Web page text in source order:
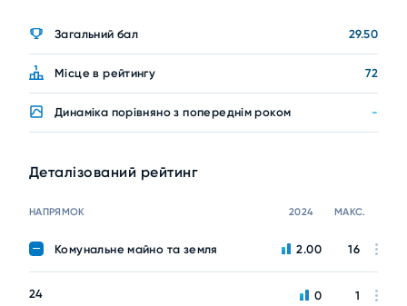
Загальний бал 29.50
Місце в рейтингу 72
Динаміка порівняно з попереднім роком -
Деталізований рейтинг
НАПРЯМОК 2024 МАКС.
Комунальне майно та земля 2.00 16
24
0 1